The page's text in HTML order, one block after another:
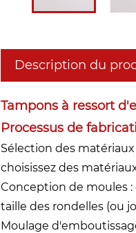
Description du
Tampons à ressort
Processus de
Sélection des
choisissez des
Conception de moules
taille des rondelles (ou
Moulage